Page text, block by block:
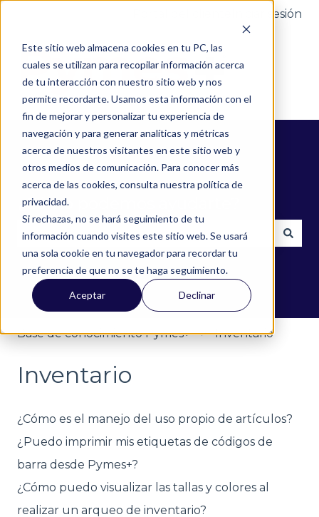
Este sitio web almacena cookies en tu PC, las
cuales se utilizan para recopilar información acerca
de tu interacción con nuestro sitio web y nos
permite recordarte. Usamos esta información con el
fin de mejorar y personalizar tu experiencia de
navegación y para generar analíticas y métricas
acerca de nuestros visitantes en este sitio web y
otros medios de comunicación. Para conocer más
acerca de las cookies, consulta nuestra política de
privacidad.
Si rechazas, no se hará seguimiento de tu
información cuando visites este sitio web. Se usará
una sola cookie en tu navegador para recordar tu
preferencia de que no se te haga seguimiento.
Aceptar Declinar
Iniciar sesión
¿Cómo podemos ayudarte?
No hay sugerencias porque el campo de
Base de conocimiento Pymes+ Inventario
Inventario
¿Cómo es el manejo del uso propio de artículos?
¿Puedo imprimir mis etiquetas de códigos de
barra desde Pymes+?
¿Cómo puedo visualizar las tallas y colores al
realizar un arqueo de inventario?